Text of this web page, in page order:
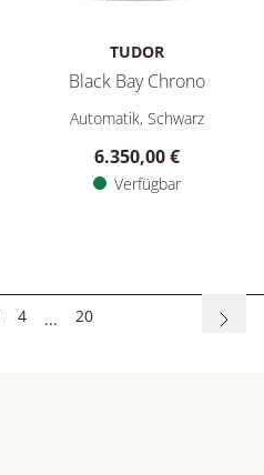
Ref: M79210CNU-0001, Preis:
TUDOR
Black Bay Chrono
TUDOR Black Bay Chrono,
Automatik, Schwarz
6.350,00 €
Verfügbar
4 ... 20